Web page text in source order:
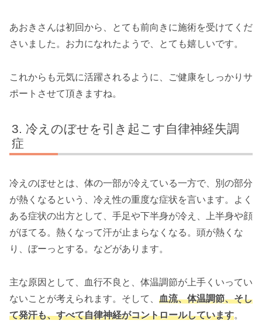
あおきさんは初回から、とても前向きに施術を受けてくだ
さいました。お力になれたようで、とても嬉しいです。
これからも元気に活躍されるように、ご健康をしっかりサ
ポートさせて頂きますね。
冷えのぼせを引き起こす自律神経失調
症
冷えのぼせとは、体の一部が冷えている一方で、別の部分
が熱くなるという、冷え性の重度な症状を言います。よく
ある症状の出方として、手足や下半身が冷え、上半身や顔
がほてる。熱くなって汗が止まらなくなる。頭が熱くな
り、ぼーっとする。などがあります。
主な原因として、血行不良と、体温調節が上手くいってい
ないことが考えられます。そして、 血流、体温調節、そし
て発汗も、すべて自律神経がコントロールしています。